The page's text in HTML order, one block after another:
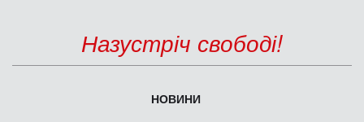
Назустріч свободі!
НОВИНИ